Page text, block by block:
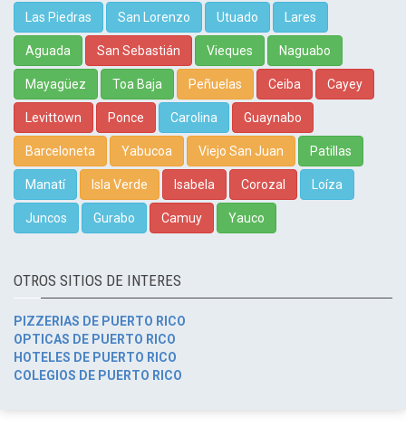
Las Piedras San Lorenzo Utuado Lares
Aguada San Sebastián Vieques Naguabo
Mayagüez Toa Baja Peñuelas Ceiba Cayey
Levittown Ponce Carolina Guaynabo
Barceloneta Yabucoa Viejo San Juan Patillas
Manatí Isla Verde Isabela Corozal Loíza
Juncos Gurabo Camuy Yauco
OTROS SITIOS DE INTERES
PIZZERIAS DE PUERTO RICO
OPTICAS DE PUERTO RICO
HOTELES DE PUERTO RICO
COLEGIOS DE PUERTO RICO